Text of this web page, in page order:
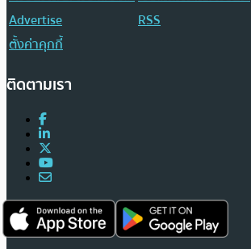
Advertise
RSS
ตั้งค่าคุกกี้
ติดตามเรา